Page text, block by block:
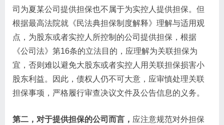
司为夏某公司提供担保也不属于为实控人提供担保。但
根据最高法院就《民法典担保制度解释》理解与适用观
点，为股东或者实控人所控制的公司提供担保，根据
《公司法》第16条的立法目的，应理解为关联担保为
宜，否则难以避免大股东或者实控人用关联担保损害小
股东利益。因此，债权人仍不可大意，应审慎处理关联
担保事项，严格履行审查决议文件及公告信息的义务。
第二，对于提供担保的公司而言， 应注意规范对外担保